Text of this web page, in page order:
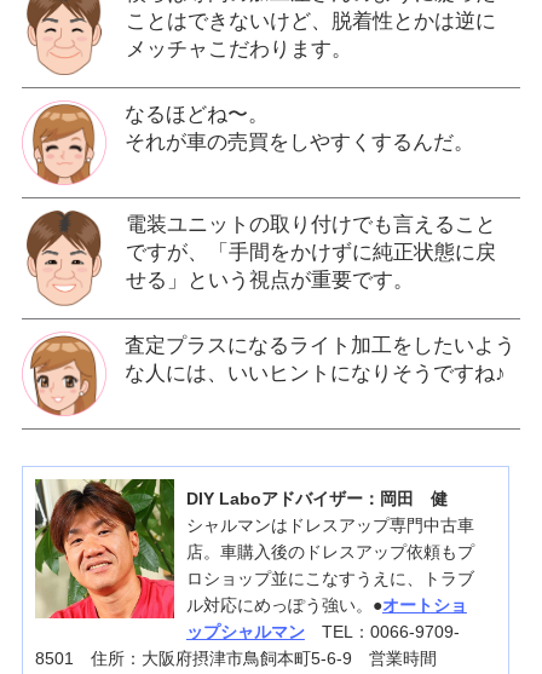
ことはできないけど、脱着性とかは逆に
メッチャこだわります。
なるほどね〜。
それが車の売買をしやすくするんだ。
電装ユニットの取り付けでも言えること
ですが、「手間をかけずに純正状態に戻
せる」という視点が重要です。
査定プラスになるライト加工をしたいよう
な人には、いいヒントになりそうですね♪
DIY Laboアドバイザー：岡田 健
シャルマンはドレスアップ専門中古車
店。車購入後のドレスアップ依頼もプ
ロショップ並にこなすうえに、トラブ
ル対応にめっぽう強い。●オートショ
ップシャルマンTEL：0066-9709-
8501 住所：大阪府摂津市鳥飼本町5-6-9 営業時間